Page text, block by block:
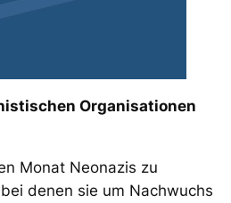
Organisationen
Monat Neonazis zu
denen sie um Nachwuchs